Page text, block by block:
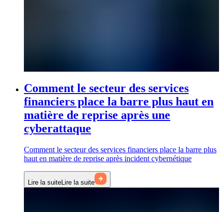
Comment le secteur des services
financiers place la barre plus haut en
matière de reprise après une
cyberattaque
Comment le secteur des services financiers place la barre plus
haut en matière de reprise après incident cybernétique
Lire la suite Lire la suite